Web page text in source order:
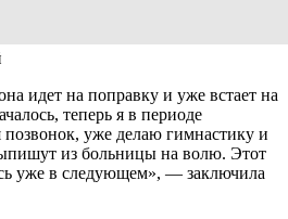
идет на поправку и уже встает на
теперь я в периоде
позвонок, уже делаю гимнастику и
из больницы на волю. Этот
уже в следующем», — заключила